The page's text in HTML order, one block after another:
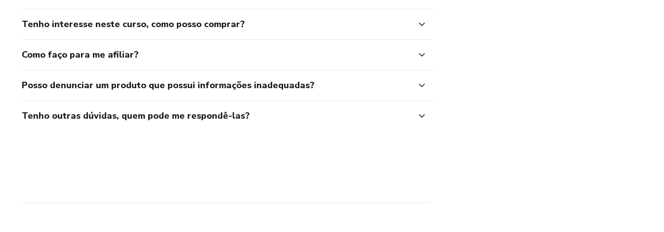
Tenho interesse neste curso, como posso comprar?
Como faço para me afiliar?
Posso denunciar um produto que possui informações inadequadas?
Tenho outras dúvidas, quem pode me respondê-las?